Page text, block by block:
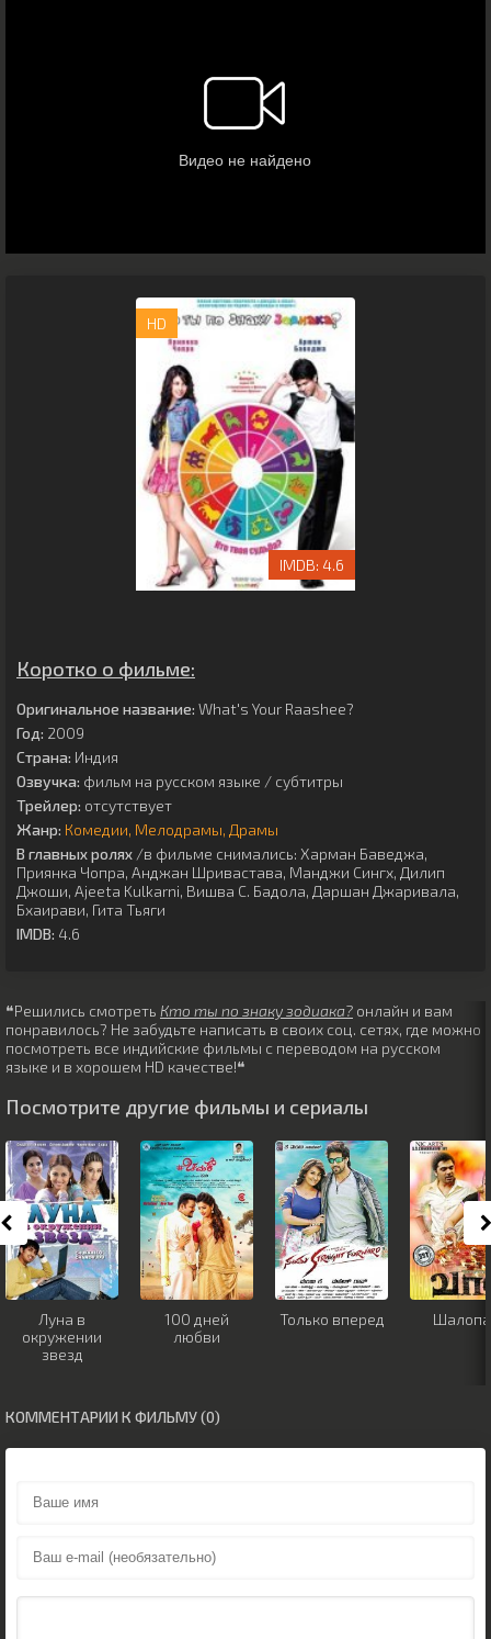
HD
4.6
Коротко о фильме:
Оригинальное название: What's Your Raashee?
Год: 2009
Страна: Индия
Озвучка: фильм на русском языке / субтитры
Трейлер: отсутствует
Жанр: Комедии Мелодрамы Драмы
В главных ролях /в фильме снимались: Харман Баведжа,
Приянка Чопра, Анджан Шривастава, Манджи Сингх, Дилип
Джоши, Ajeeta Kulkarni, Вишва С. Бадола, Даршан Джаривала,
Бхаирави, Гита Тьяги
IMDB: 4.6
❝Решились смотреть Кто ты по знаку зодиака? онлайн и вам
понравилось? Не забудьте написать в своих соц. сетях, где можно
посмотреть все индийские фильмы с переводом на русском
языке и в хорошем HD качестве!❝
Посмотрите другие фильмы и сериалы
Луна в
окружении
звезд
100 дней
любви
Только вперед
КОММЕНТАРИИ К ФИЛЬМУ (0)